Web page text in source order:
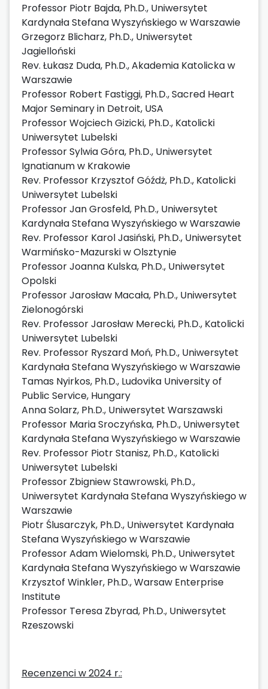
Professor Piotr Bajda, Ph.D., Uniwersytet
Kardynała Stefana Wyszyńskiego w Warszawie
Grzegorz Blicharz, Ph.D., Uniwersytet
Jagielloński
Rev. Łukasz Duda, Ph.D., Akademia Katolicka w
Warszawie
Professor Robert Fastiggi, Ph.D., Sacred Heart
Major Seminary in Detroit, USA
Professor Wojciech Gizicki, Ph.D., Katolicki
Uniwersytet Lubelski
Professor Sylwia Góra, Ph.D., Uniwersytet
Ignatianum w Krakowie
Rev. Professor Krzysztof Góźdż, Ph.D., Katolicki
Uniwersytet Lubelski
Professor Jan Grosfeld, Ph.D., Uniwersytet
Kardynała Stefana Wyszyńskiego w Warszawie
Rev. Professor Karol Jasiński, Ph.D., Uniwersytet
Warmińsko-Mazurski w Olsztynie
Professor Joanna Kulska, Ph.D., Uniwersytet
Opolski
Professor Jarosław Macała, Ph.D., Uniwersytet
Zielonogórski
Rev. Professor Jarosław Merecki, Ph.D., Katolicki
Uniwersytet Lubelski
Rev. Professor Ryszard Moń, Ph.D., Uniwersytet
Kardynała Stefana Wyszyńskiego w Warszawie
Tamas Nyirkos, Ph.D., Ludovika University of
Public Service, Hungary
Anna Solarz, Ph.D., Uniwersytet Warszawski
Professor Maria Sroczyńska, Ph.D., Uniwersytet
Kardynała Stefana Wyszyńskiego w Warszawie
Rev. Professor Piotr Stanisz, Ph.D., Katolicki
Uniwersytet Lubelski
Professor Zbigniew Stawrowski, Ph.D.,
Uniwersytet Kardynała Stefana Wyszyńskiego w
Warszawie
Piotr Ślusarczyk, Ph.D., Uniwersytet Kardynała
Stefana Wyszyńskiego w Warszawie
Professor Adam Wielomski, Ph.D., Uniwersytet
Kardynała Stefana Wyszyńskiego w Warszawie
Krzysztof Winkler, Ph.D., Warsaw Enterprise
Institute
Professor Teresa Zbyrad, Ph.D., Uniwersytet
Rzeszowski
Recenzenci w 2024 r.: